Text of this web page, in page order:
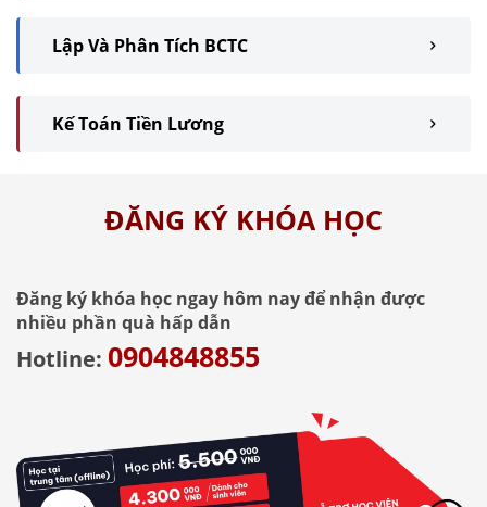
Lập Và Phân Tích BCTC
Kế Toán Tiền Lương
ĐĂNG KÝ KHÓA HỌC
Đăng ký khóa học ngay hôm nay để nhận được
nhiều phần quà hấp dẫn
Hotline: 0904848855